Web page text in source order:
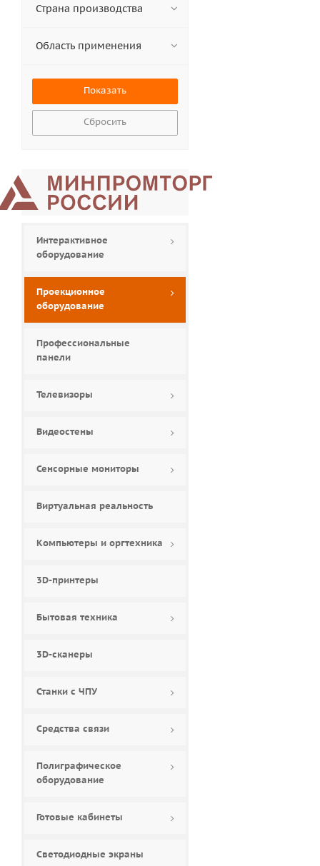
Страна производства
Область применения
Сбросить
Интерактивное
оборудование
Проекционное
оборудование
Профессиональные
панели
Телевизоры
Видеостены
Сенсорные мониторы
Виртуальная реальность
Компьютеры и оргтехника
3D-принтеры
Бытовая техника
3D-сканеры
Станки с ЧПУ
Средства связи
Полиграфическое
оборудование
Готовые кабинеты
Светодиодные экраны